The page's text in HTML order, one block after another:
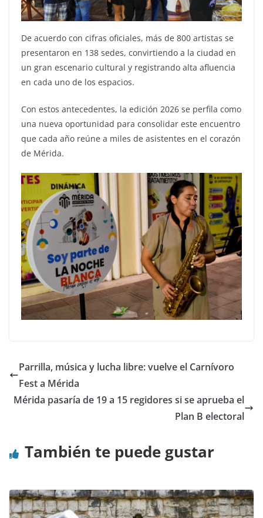
De acuerdo con cifras oficiales, más de 800 artistas se
presentaron en 138 sedes, convirtiendo a la ciudad en
un gran escenario cultural y registrando alta afluencia
en cada uno de los espacios.
Con estos antecedentes, la edición 2026 se perfila como
una nueva oportunidad para consolidar este encuentro
que cada año reúne a miles de asistentes en el corazón
de Mérida.
Parrilla, música y lucha libre: vuelve el Carnívoro
Fest a Mérida
Mérida pasaría de 19 a 15 regidores si se aprueba el
Plan B electoral
También te puede gustar